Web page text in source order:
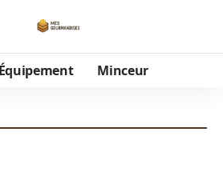
Équipement Minceur